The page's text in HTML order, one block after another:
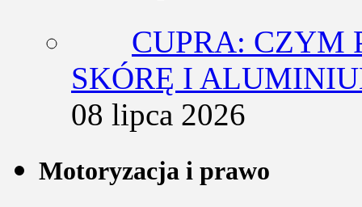
CUPRA: CZYM
SKÓRĘ I
08 lipca 2026
Motoryzacja i prawo